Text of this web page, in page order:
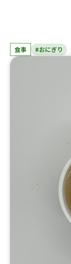
食事 #おにぎり